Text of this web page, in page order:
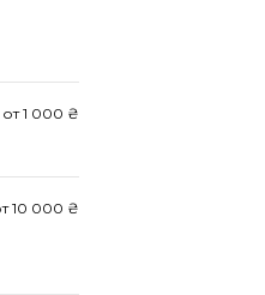
от 1 000 ₴
10 000 ₴